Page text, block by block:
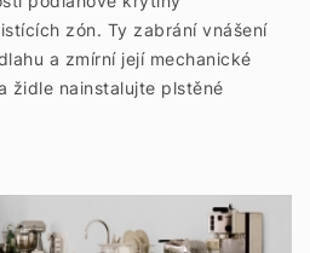
zón. Ty zabrání vnášení
a zmírní její mechanické
židle nainstalujte plstěné